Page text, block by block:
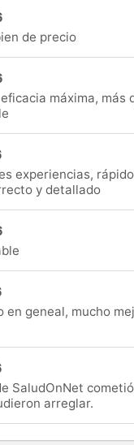
de precio
máxima, más
experiencias,
y detallado
en geneal, mucho
SaludOnNet
arreglar.